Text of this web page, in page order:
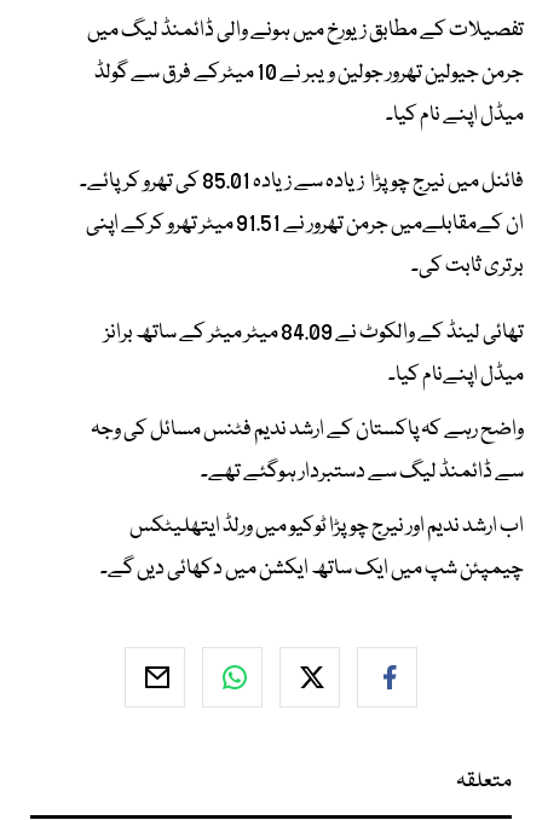
تفصیلات کے مطابق زیورخ میں ہونے والی ڈائمنڈ لیگ میں
جرمن جیولین تھرور جولین ویبر نے 10 میٹرکے فرق سے گولڈ
میڈل اپنے نام کیا۔
فائنل میں نیرج چوپڑا زیادہ سے زیادہ 85.01 کی تھرو کرپائے۔
ان کےمقابلےمیں جرمن تھرور نے 91.51 میٹر تھرو کرکے اپنی
برتری ثابت کی۔
تھائی لینڈ کے والکوٹ نے 84.09 میٹر میٹر کے ساتھ برانز
میڈل اپنےنام کیا۔
واضح رہے کہ پاکستان کے ارشد ندیم فٹنس مسائل کی وجہ
سے ڈائمنڈ لیگ سے دستبردار ہوگئے تھے۔
اب ارشد ندیم اور نیرج چوپڑا ٹوکیو میں ورلڈ ایتھلیٹکس
چیمپئن شپ میں ایک ساتھ ایکشن میں دکھائی دیں گے۔
متعلقہ